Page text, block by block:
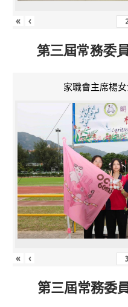
« ‹
第三屆常務委
家職會主席楊
« ‹
第三屆常務